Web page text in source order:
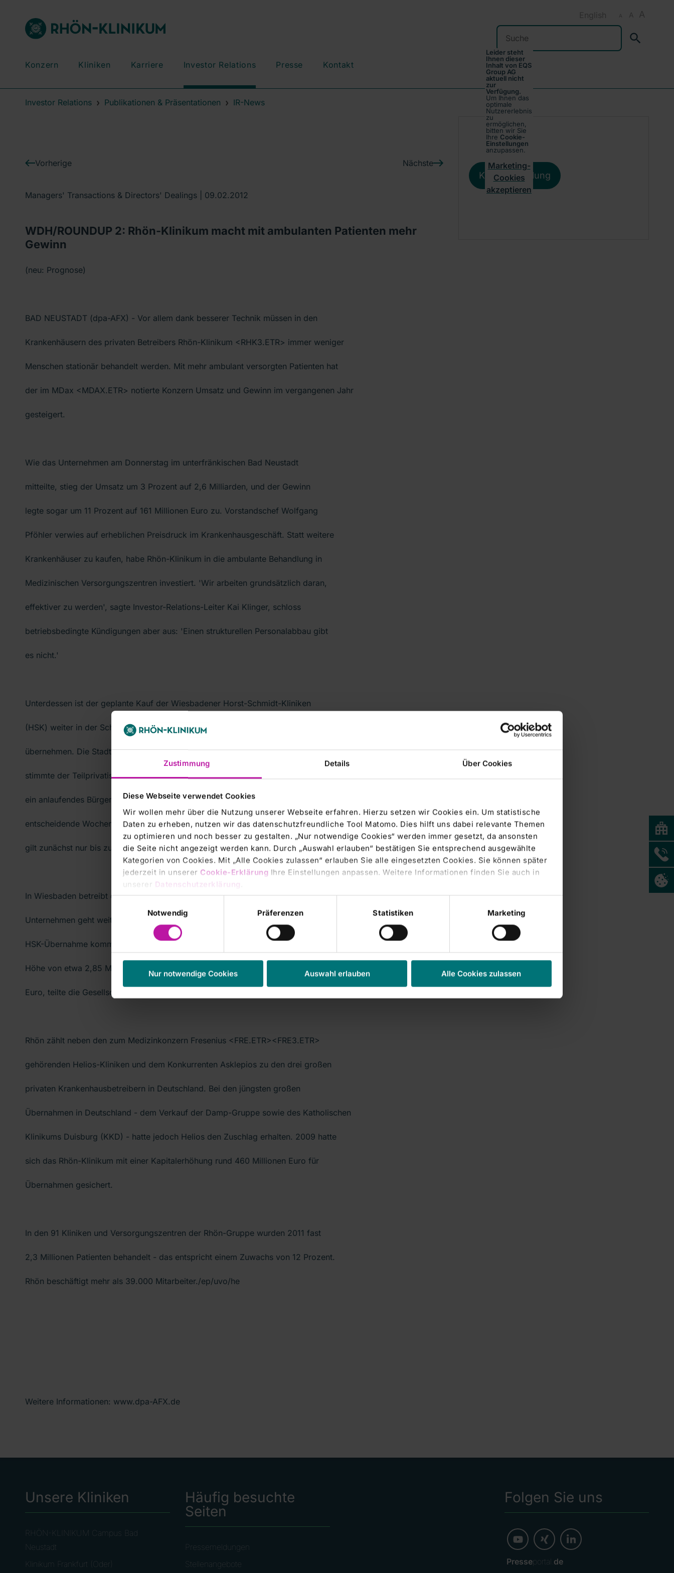
Zustimmung Details Über Cookies
Diese Webseite verwendet Cookies
Wir wollen mehr über die Nutzung unserer Webseite erfahren. Hierzu setzen wir Cookies ein. Um statistische
Daten zu erheben, nutzen wir das datenschutzfreundliche Tool Matomo. Dies hilft uns dabei relevante Themen
zu optimieren und noch besser zu gestalten. „Nur notwendige Cookies“ werden immer gesetzt, da ansonsten
die Seite nicht angezeigt werden kann. Durch „Auswahl erlauben“ bestätigen Sie entsprechend ausgewählte
Kategorien von Cookies. Mit „Alle Cookies zulassen“ erlauben Sie alle eingesetzten Cookies. Sie können später
jederzeit in unserer Cookie-Erklärung Ihre Einstellungen anpassen. Weitere Informationen finden Sie auch in
unserer Datenschutzerklärung
Einwilligungsauswahl
Notwendig
Präferenzen Statistiken Marketing
Nur notwendige Cookies Auswahl erlauben Alle Cookies zulassen
A A A
English
Suchen
Konzern Kliniken Karriere Investor Relations Presse Kontakt
Investor Relations Publikationen & Präsentationen IR-News
Vorherige Nächste
Managers' Transactions & Directors' Dealings | 09.02.2012
WDH/ROUNDUP 2: Rhön-Klinikum macht mit ambulanten Patienten mehr
Gewinn
(neu: Prognose)
BAD NEUSTADT (dpa-AFX) - Vor allem dank besserer Technik müssen in den
Krankenhäusern des privaten Betreibers Rhön-Klinikum <RHK3.ETR> immer weniger
Menschen stationär behandelt werden. Mit mehr ambulant versorgten Patienten hat
der im MDax <MDAX.ETR> notierte Konzern Umsatz und Gewinn im vergangenen Jahr
gesteigert.
Wie das Unternehmen am Donnerstag im unterfränkischen Bad Neustadt
mitteilte, stieg der Umsatz um 3 Prozent auf 2,6 Milliarden, und der Gewinn
legte sogar um 11 Prozent auf 161 Millionen Euro zu. Vorstandschef Wolfgang
Pföhler verwies auf erheblichen Preisdruck im Krankenhausgeschäft. Statt weitere
Krankenhäuser zu kaufen, habe Rhön-Klinikum in die ambulante Behandlung in
Medizinischen Versorgungszentren investiert. 'Wir arbeiten grundsätzlich daran,
effektiver zu werden', sagte Investor-Relations-Leiter Kai Klinger, schloss
betriebsbedingte Kündigungen aber aus: 'Einen strukturellen Personalabbau gibt
es nicht.'
Unterdessen ist der geplante Kauf der Wiesbadener Horst-Schmidt-Kliniken
(HSK) weiter in der Schwebe ist. Rhön will 49 Prozent der kommunalen Kliniken
übernehmen. Die Stadtverordnetenversammlung der hessischen Landeshauptstadt
stimmte der Teilprivatisierung am Donnerstagabend zwar mit großer Mehrheit zu,
ein anlaufendes Bürgerbegehren gegen den Verkauf könnte die Unterschrift aber um
entscheidende Wochen hinauszögern. Das Angebot des privaten Krankenhauskonzerns
gilt zunächst nur bis zum 31. März.
In Wiesbaden betreibt die Rhön-Klinikum AG bereits zwei Krankenhäuser. Das
Unternehmen geht weiterhin davon aus, dass es im zweiten Quartal zur
HSK-Übernahme kommt. Unter diesen Bedingungen erwarte Rhön 2012 Umsatzerlöse in
Höhe von etwa 2,85 Milliarden Euro und einen Konzerngewinn von 145 Millionen
Euro, teilte die Gesellschaft am Abend mit.
Rhön zählt neben den zum Medizinkonzern Fresenius <FRE.ETR><FRE3.ETR>
gehörenden Helios-Kliniken und dem Konkurrenten Asklepios zu den drei großen
privaten Krankenhausbetreibern in Deutschland. Bei den jüngsten großen
Übernahmen in Deutschland - dem Verkauf der Damp-Gruppe sowie des Katholischen
Klinikums Duisburg (KKD) - hatte jedoch Helios den Zuschlag erhalten. 2009 hatte
sich das Rhön-Klinikum mit einer Kapitalerhöhung rund 460 Millionen Euro für
Übernahmen gesichert.
In den 91 Kliniken und Versorgungszentren der Rhön-Gruppe wurden 2011 fast
2,3 Millionen Patienten behandelt - das entspricht einem Zuwachs von 12 Prozent.
Rhön beschäftigt mehr als 39.000 Mitarbeiter./ep/uvo/he
Weitere Informationen: www.dpa-AFX.de
Leider steht
Ihnen dieser
Inhalt von EQS
Group AG
aktuell nicht
zur
Verfügung.
Um Ihnen das
optimale
Nutzererlebnis
zu
ermöglichen,
bitten wir Sie
Ihre Cookie-
Einstellungen
anzupassen.
Marketing-
Cookies
akzeptieren
Kursentwicklung
Unsere Kliniken
RHÖN-KLINIKUM Campus Bad
Neustadt
Klinikum Frankfurt (Oder)
Häufig besuchte
Seiten
Pressemeldungen
Stellenangebote
Folgen Sie uns
Presseportal. de